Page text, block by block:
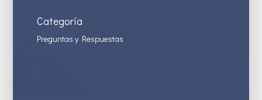
Categoría
Preguntas y Respuestas